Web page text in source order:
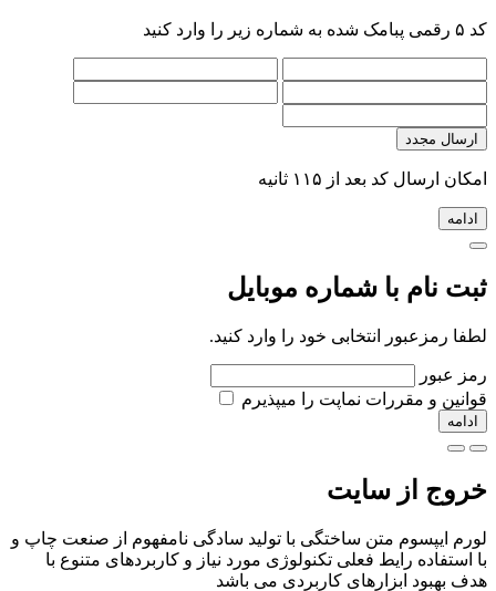
کد ۵ رقمی پبامک شده به شماره زیر را وارد کنید
ارسال مجدد
امکان ارسال کد بعد از ۱۱۵ ثانیه
ادامه
ثبت نام با شماره موبایل
لطفا رمزعبور انتخابی خود را وارد کنید.
رمز عبور
قوانین و مقررات نما‌پت را میپذیرم
ادامه
خروج از سایت
لورم ایپسوم متن ساختگی با تولید سادگی نامفهوم از صنعت چاپ و
با استفاده رایط فعلی تکنولوژی مورد نیاز و کاربردهای متنوع با
هدف بهبود ابزارهای کاربردی می باشد